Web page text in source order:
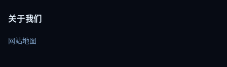
关于我们
网站地图